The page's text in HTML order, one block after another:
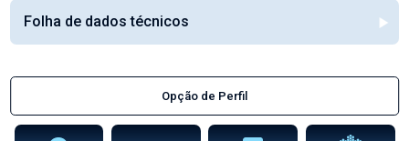
Folha de dados técnicos
Opção de Perfil